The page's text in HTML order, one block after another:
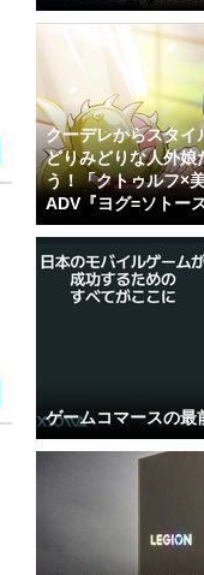
クーデレからスタイ
どりみどりな人外娘
う！「クトゥルフ×
ADV『ヨグ=ソトー
ゲームコマースの